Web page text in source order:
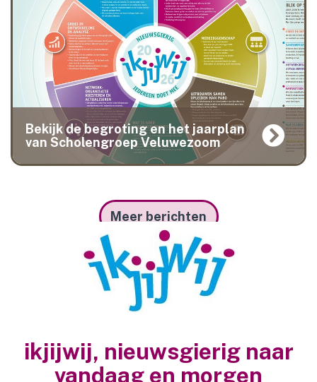
Bekijk de begroting en het jaarplan
van Scholengroep Veluwezoom
Meer berichten
ikjijwij, nieuwsgierig naar
vandaag en morgen